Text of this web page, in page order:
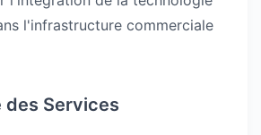
l'infrastructure commerciale
Services